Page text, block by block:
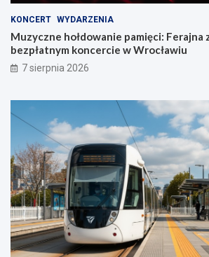
KONCERT WYDARZENIA
Muzyczne hołdowanie pamięci: Ferajna
bezpłatnym koncercie w Wrocławiu
7 sierpnia 2026